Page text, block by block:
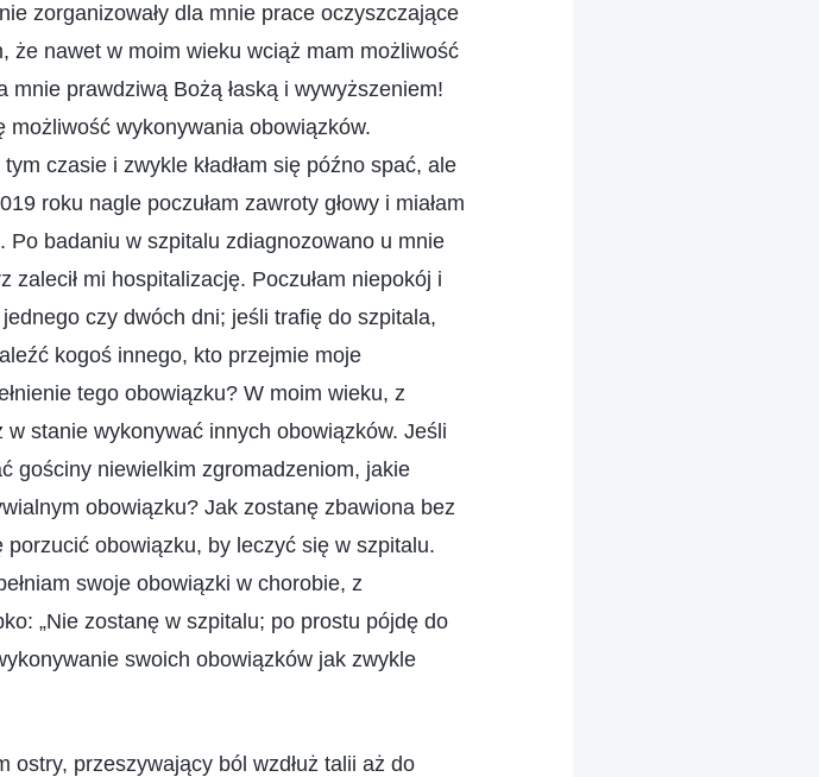
zorganizowały dla mnie prace oczyszczające
że nawet w moim wieku wciąż mam możliwość
prawdziwą Bożą łaską i wywyższeniem!
możliwość wykonywania obowiązków.
czasie i zwykle kładłam się późno spać, ale
roku nagle poczułam zawroty głowy i miałam
badaniu w szpitalu zdiagnozowano u mnie
mi hospitalizację. Poczułam niepokój i
czy dwóch dni; jeśli trafię do szpitala,
kogoś innego, kto przejmie moje
tego obowiązku? W moim wieku, z
stanie wykonywać innych obowiązków. Jeśli
gościny niewielkim zgromadzeniom, jakie
obowiązku? Jak zostanę zbawiona bez
obowiązku, by leczyć się w szpitalu.
swoje obowiązki w chorobie, z
„Nie zostanę w szpitalu; po prostu pójdę do
swoich obowiązków jak zwykle
ostry, przeszywający ból wzdłuż talii aż do